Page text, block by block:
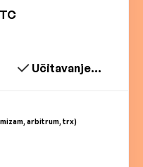
Učitavanje...
arbitrum, trx)